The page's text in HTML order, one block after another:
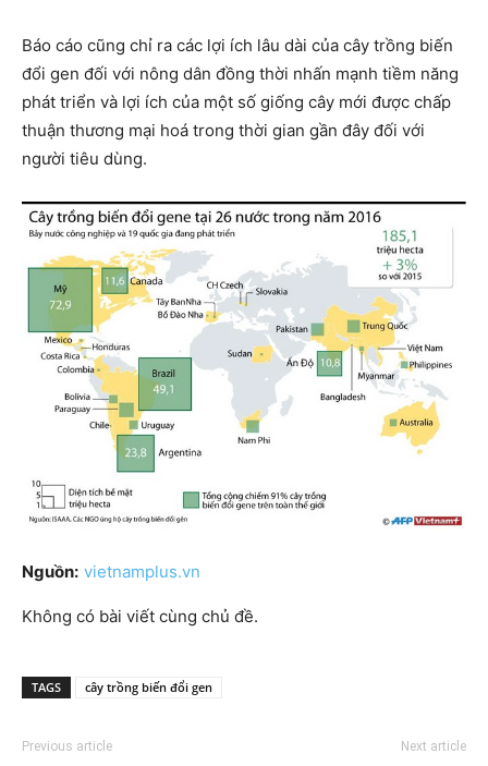
Báo cáo cũng chỉ ra các lợi ích lâu dài của cây trồng biến
đổi gen đối với nông dân đồng thời nhấn mạnh tiềm năng
phát triển và lợi ích của một số giống cây mới được chấp
thuận thương mại hoá trong thời gian gần đây đối với
người tiêu dùng.
Nguồn: vietnamplus.vn
Không có bài viết cùng chủ đề.
TAGS cây trồng biến đổi gen
Previous article Next article